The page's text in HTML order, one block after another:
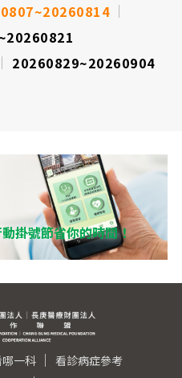
20260829~20260904
掛號節省你的時間！
一科
看診病症參考